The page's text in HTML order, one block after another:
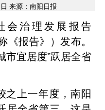
来源：南阳日报
会治理发展报告
《报告》）发布。
市宜居度”跃居全省
之上一年度，南阳